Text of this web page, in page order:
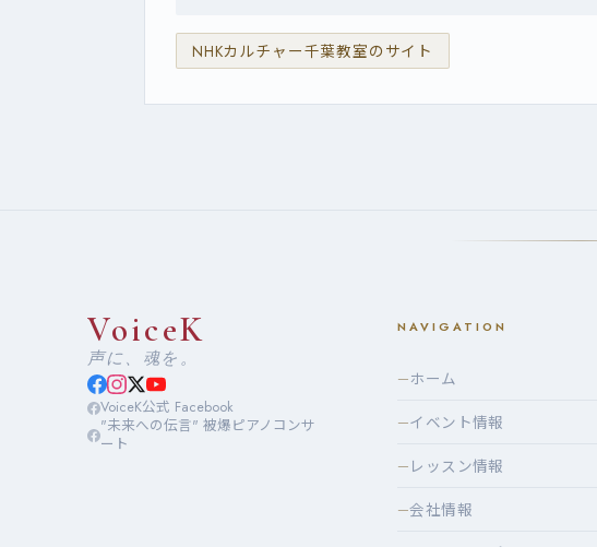
NHKカルチャー千葉教室のサイト
VoiceK
声に、魂を。
VoiceK公式 Facebook
"未来への伝言" 被爆ピアノコンサ
ート
NAVIGATION
—ホーム
—イベント情報
— レッスン情報
—会社情報